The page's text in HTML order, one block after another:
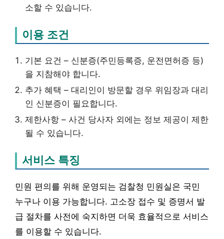
소할 수 있습니다.
이용 조건
기본 요건 – 신분증(주민등록증, 운전면허증 등)
을 지참해야 합니다.
추가 혜택 – 대리인이 방문할 경우 위임장과 대리
인 신분증이 필요합니다.
제한사항 – 사건 당사자 외에는 정보 제공이 제한
될 수 있습니다.
서비스 특징
민원 편의를 위해 운영되는 검찰청 민원실은 국민
누구나 이용 가능합니다. 고소장 접수 및 증명서 발
급 절차를 사전에 숙지하면 더욱 효율적으로 서비스
를 이용할 수 있습니다.